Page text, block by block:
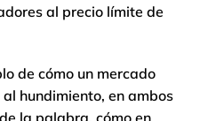
al precio límite de
de cómo un mercado
hundimiento, en ambos